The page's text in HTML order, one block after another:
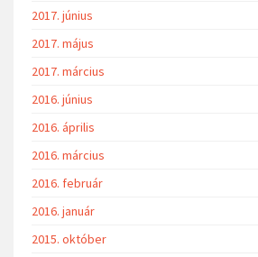
2017. június
2017. május
2017. március
2016. június
2016. április
2016. március
2016. február
2016. január
2015. október